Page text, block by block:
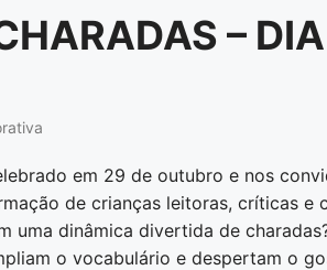
–
em 29 de outubro e nos
de crianças leitoras, críticas e
uma dinâmica divertida de
o vocabulário e despertam o